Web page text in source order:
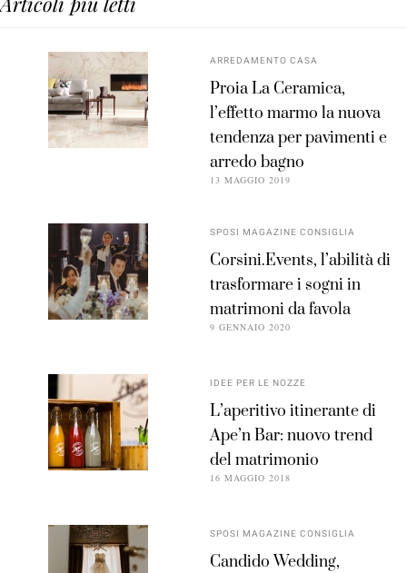
ARREDAMENTO CASA
Proia La Ceramica,
l’effetto marmo la nuova
tendenza per pavimenti e
arredo bagno
13 MAGGIO 2019
SPOSI MAGAZINE CONSIGLIA
Corsini.Events, l’abilità di
trasformare i sogni in
matrimoni da favola
9 GENNAIO 2020
IDEE PER LE NOZZE
L’aperitivo itinerante di
Ape’n Bar: nuovo trend
del matrimonio
16 MAGGIO 2018
SPOSI MAGAZINE CONSIGLIA
Candido Wedding,